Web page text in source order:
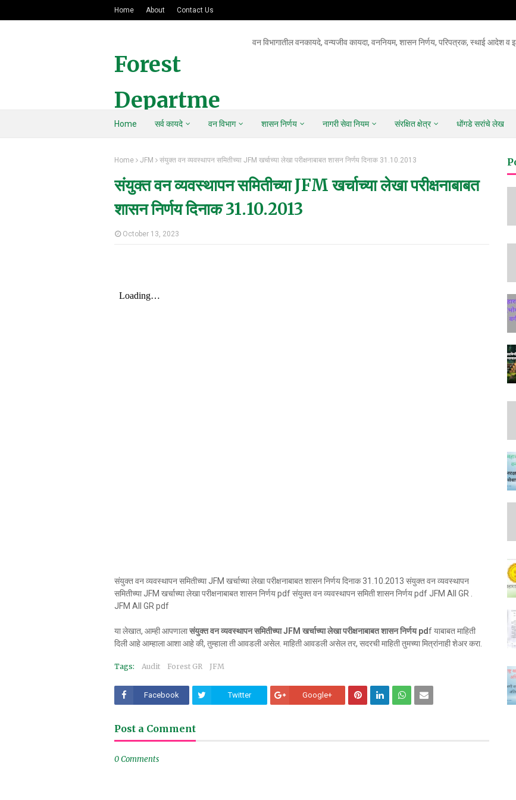
Home About Contact Us
Forest
Departme
nt Of
Maharasht
ra
वन विभागातील वनकायदे, वन्यजीव कायदा, वननियम, शासन निर्णय, परिपत्रक, स्थाई आदेश व
Home सर्व कायदे वन विभाग शासन निर्णय नागरी सेवा नियम संरक्षित क्षेत्र धोंगडे सरांचे लेख
Home JFM संयुक्त वन व्यवस्थापन समितीच्या JFM खर्चाच्या लेखा परीक्षनाबाबत शासन निर्णय दिनाक 31.10.2013
संयुक्त वन व्यवस्थापन समितीच्या JFM खर्चाच्या लेखा परीक्षनाबाबत
शासन निर्णय दिनाक 31.10.2013
October 13, 2023
संयुक्त वन व्यवस्थापन समितीच्या JFM खर्चाच्या लेखा परीक्षनाबाबत शासन निर्णय दिनाक 31.10.2013 संयुक्त वन व्यवस्थापन
समितीच्या JFM खर्चाच्या लेखा परीक्षनाबाबत शासन निर्णय pdf संयुक्त वन व्यवस्थापन समिती शासन निर्णय pdf JFM All GR .
JFM All GR pdf
या लेखात, आम्ही आपणालासंयुक्त वन व्यवस्थापन समितीच्या JFM खर्चाच्या लेखा परीक्षनाबाबत शासन निर्णय pdf याबाबत माहिती
दिली आहे आम्हाला आशा आहे की, तुम्हाला ती आवडली असेल. माहिती आवडली असेल तर, सदरची माहिती तुमच्या मित्रांनाही शेअर करा.
Tags: Audit Forest GR JFM
Facebook Twitter Google+
Post a Comment
0 Comments